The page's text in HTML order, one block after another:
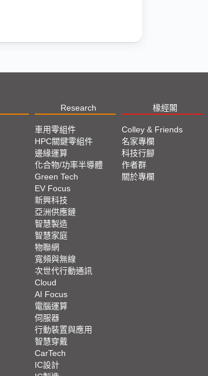
Research 椽經閣
車用零組件
HPC關鍵零組件
邊緣運算
化合物/功率半導體
Green Tech
EV Focus
新興科技
亞洲供應鏈
智慧製造
智慧家庭
物聯網
寬頻與無線
次世代行動通訊
Cloud
AI Focus
電腦運算
伺服器
行動裝置與應用
智慧穿戴
CarTech
IC設計
Colley & Friends
名家專欄
科技行腳
作者群
關於專欄